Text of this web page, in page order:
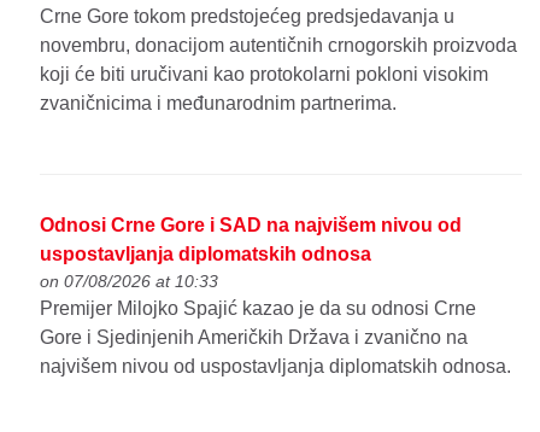
Crne Gore tokom predstojećeg predsjedavanja u
novembru, donacijom autentičnih crnogorskih proizvoda
koji će biti uručivani kao protokolarni pokloni visokim
zvaničnicima i međunarodnim partnerima.
Odnosi Crne Gore i SAD na najvišem nivou od
uspostavljanja diplomatskih odnosa
on 07/08/2026 at 10:33
Premijer Milojko Spajić kazao je da su odnosi Crne
Gore i Sjedinjenih Američkih Država i zvanično na
najvišem nivou od uspostavljanja diplomatskih odnosa.